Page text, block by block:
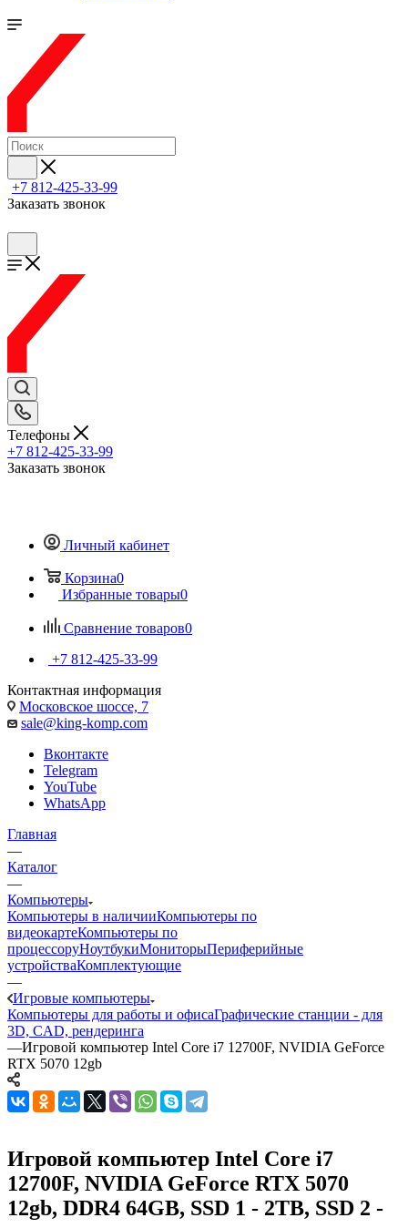
+7 812-425-33-99
Заказать звонок
Телефоны
+7 812-425-33-99
Заказать звонок
Личный кабинет
Корзина0
Избранные товары0
Сравнение товаров0
+7 812-425-33-99
Контактная информация
Московское шоссе, 7
sale@king-komp.com
Вконтакте
Telegram
YouTube
WhatsApp
Главная
—
Каталог
—
Компьютеры
Компьютеры в наличииКомпьютеры по
видеокартеКомпьютеры по
процессоруНоутбукиМониторыПериферийные
устройстваКомплектующие
—
Игровые компьютеры
Компьютеры для работы и офисаГрафические станции - для
3D, CAD, рендеринга
—Игровой компьютер Intel Core i7 12700F, NVIDIA GeForce
RTX 5070 12gb
Игровой компьютер Intel Core i7
12700F, NVIDIA GeForce RTX 5070
12gb, DDR4 64GB, SSD 1 - 2TB, SSD 2 -